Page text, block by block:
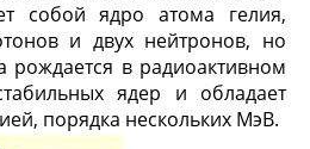
собой ядро атома гелия,
и двух нейтронов, но
рождается в радиоактивном
ядер и обладает
порядка нескольких МэВ.